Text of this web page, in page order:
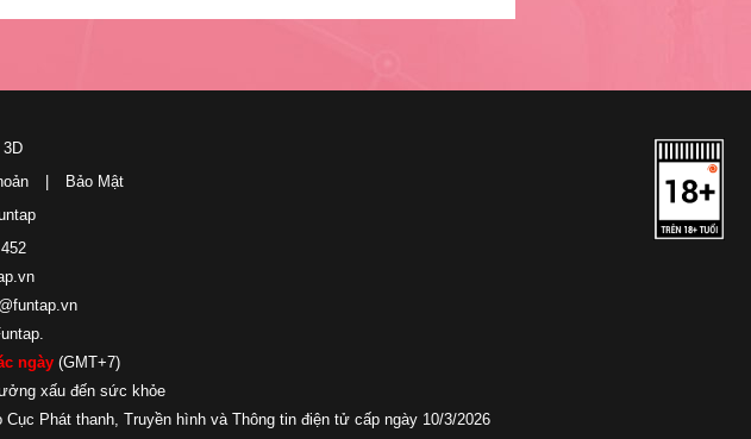
Bảo Mật
ngày (GMT+7)
xấu đến sức khỏe
Phát thanh, Truyền hình và Thông tin điện tử cấp ngày 10/3/2026